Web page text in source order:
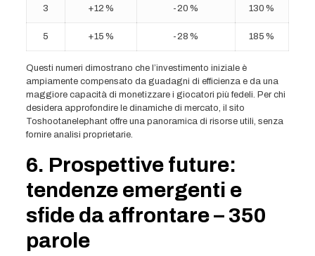
3 +12 % -20 % 130 %
5 +15 % -28 % 185 %
Questi numeri dimostrano che l’investimento iniziale è
ampiamente compensato da guadagni di efficienza e da una
maggiore capacità di monetizzare i giocatori più fedeli. Per chi
desidera approfondire le dinamiche di mercato, il sito
Toshootanelephant offre una panoramica di risorse utili, senza
fornire analisi proprietarie.
6. Prospettive future:
tendenze emergenti e
sfide da affrontare – 350
parole